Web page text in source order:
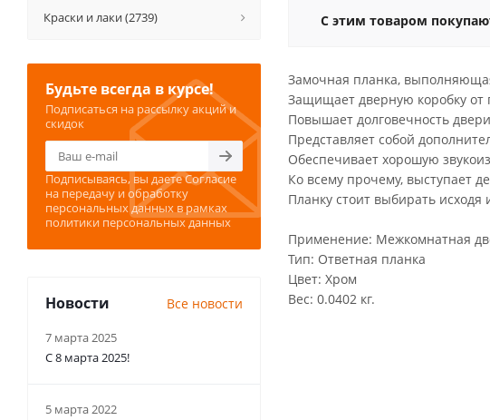
С этим товаром
Замочная планка,
Защищает дверную коробку
Повышает долговечность
Представляет собой
Обеспечивает хорошую
Ко всему прочему, выступает
Планку стоит выбирать исходя
Применение: Межкомнатная
Тип: Ответная планка
Цвет: Хром
Вес: 0.0402 кг.
Краски и лаки (2739)
Будьте всегда в курсе!
Подписаться на рассылку акций и
скидок
Подписываясь, вы даетеСогласие
на передачу и обработку
персональных данных в рамках
политики персональных данных
Новости Все новости
7 марта 2025
С 8 марта 2025!
5 марта 2022